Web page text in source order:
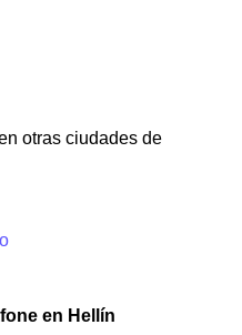
otras ciudades de
en Hellín